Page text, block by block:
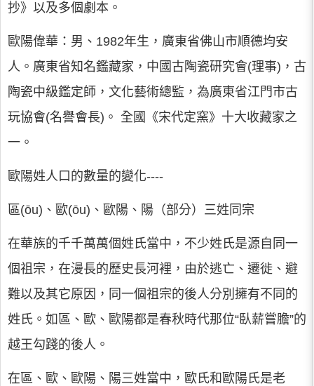
抄》以及多個劇本。
歐陽偉華 ：男、1982年生，廣東省佛山市順德均安
人。廣東省知名鑑藏家，中國古陶瓷研究會(理事)，古
陶瓷中級鑑定師，文化藝術總監，為廣東省江門市古
玩協會(名譽會長)。 全國《宋代定窯》十大收藏家之
一。
歐陽姓人口的數量的變化----
區(ōu)、歐(ōu)、歐陽、陽（部分）三姓同宗
在華族的千千萬萬個姓氏當中，不少姓氏是源自同一
個祖宗，在漫長的歷史長河裡，由於逃亡、遷徙、避
難以及其它原因，同一個祖宗的後人分別擁有不同的
姓氏。如區、歐、歐陽都是春秋時代那位“臥薪嘗膽”的
越王勾踐的後人。
在區、歐、歐陽、陽三姓當中，歐氏和歐陽氏是老